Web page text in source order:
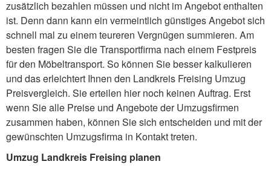
zusätzlich bezahlen müssen und nicht im Angebot enthalten
ist. Denn dann kann ein vermeintlich günstiges Angebot sich
schnell mal zu einem teureren Vergnügen summieren. Am
besten fragen Sie die Transportfirma nach einem Festpreis
für den Möbeltransport. So können Sie besser kalkulieren
und das erleichtert Ihnen den Landkreis Freising Umzug
Preisvergleich. Sie erteilen hier noch keinen Auftrag. Erst
wenn Sie alle Preise und Angebote der Umzugsfirmen
zusammen haben, können Sie sich entscheiden und mit der
gewünschten Umzugsfirma in Kontakt treten.
Umzug Landkreis Freising planen